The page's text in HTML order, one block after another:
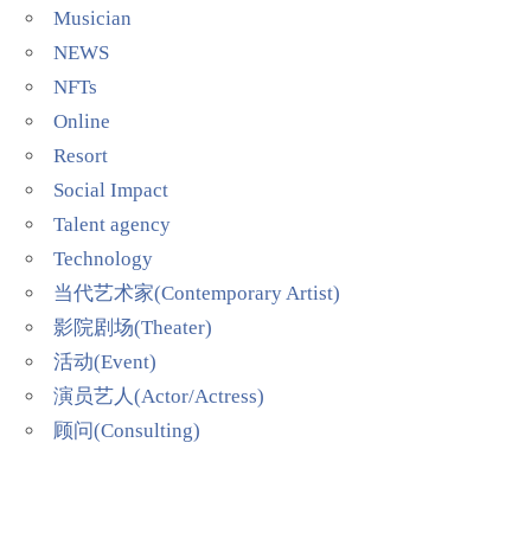
Musician
NEWS
NFTs
Online
Resort
Social Impact
Talent agency
Technology
当代艺术家(Contemporary Artist)
影院剧场(Theater)
活动(Event)
演员艺人(Actor/Actress)
顾问(Consulting)